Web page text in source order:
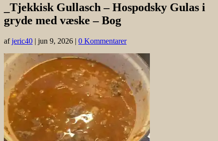
_Tjekkisk Gullasch – Hospodsky Gulas i
gryde med væske – Bog
afjeric40 | jun 9, 2026 | 0 Kommentarer